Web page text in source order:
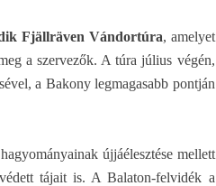
Fjällräven Vándortúra, amelyet
a szervezők. A túra július végén,
a Bakony legmagasabb pontján
újjáélesztése mellett
tájait is. A Balaton-felvidék a